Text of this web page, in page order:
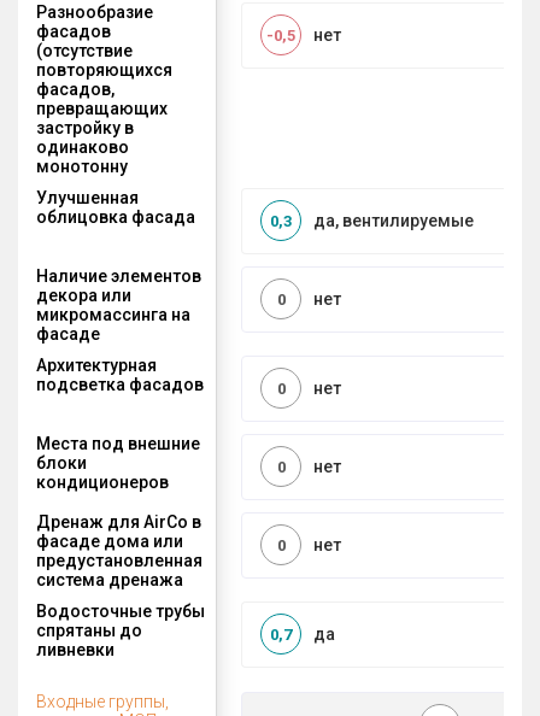
Разнообразие
фасадов
(отсутствие
повторяющихся
фасадов,
превращающих
застройку в
одинаково
монотонну
нет
-0,5
Улучшенная
облицовка фасада
да, вентилируемые
0,3
Наличие элементов
декора или
микромассинга на
фасаде
нет
0
Архитектурная
подсветка фасадов
нет
0
Места под внешние
блоки
кондиционеров
нет
0
Дренаж для AirCo в
фасаде дома или
предустановленная
система дренажа
нет
0
Водосточные трубы
спрятаны до
ливневки
да
0,7
Входные группы,